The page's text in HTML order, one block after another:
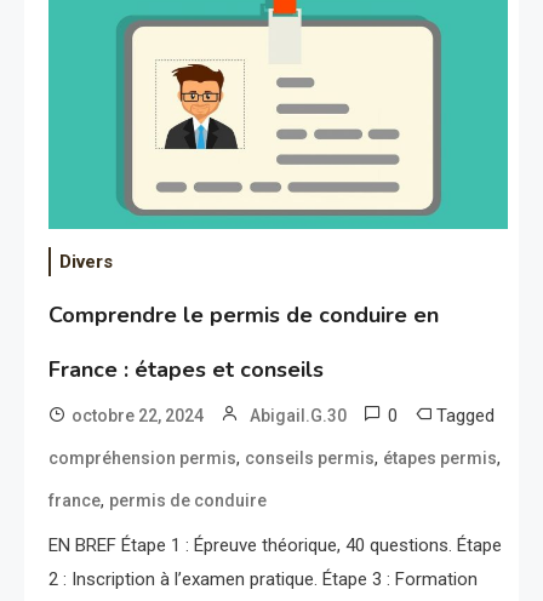
Divers
Comprendre le permis de conduire en
France : étapes et conseils
octobre 22, 2024 Abigail.G.30 0 Tagged
compréhension permis, conseils permis, étapes permis,
france, permis de conduire
EN BREF Étape 1 : Épreuve théorique, 40 questions. Étape
2 : Inscription à l’examen pratique. Étape 3 : Formation